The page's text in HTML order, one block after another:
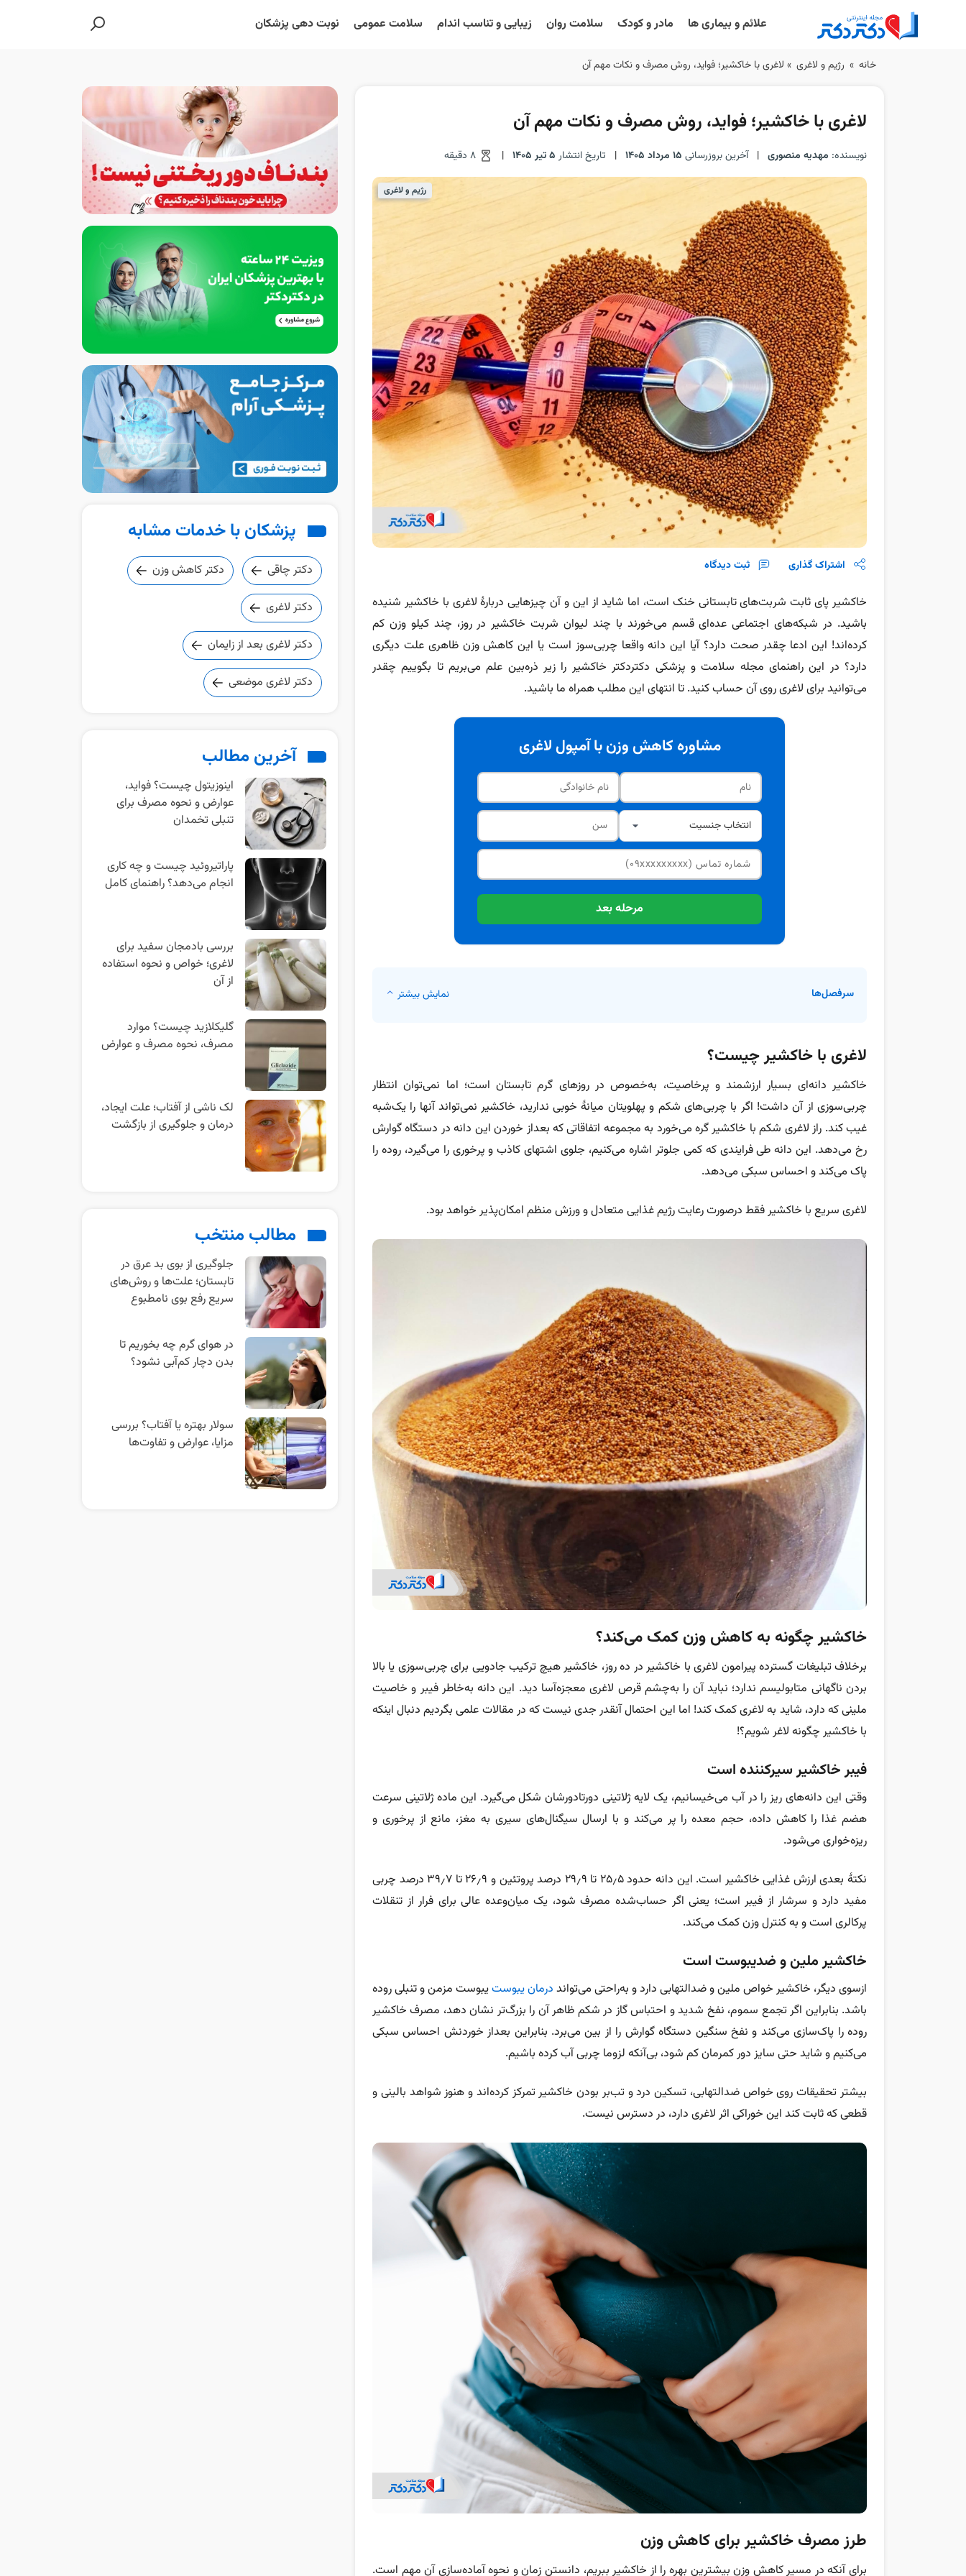
علائم و بیماری ها مادر و کودک سلامت روان زیبایی و تناسب اندام سلامت عمومی نوبت دهی پزشکان
خانه » رژیم و لاغری » لاغری با خاکشیر؛ فواید، روش مصرف و نکات مهم آن
لاغری با خاکشیر؛ فواید، روش مصرف و نکات مهم آن
نویسنده: مهدیه منصوری | آخرین بروزرسانی 15 مرداد 1405 | تاریخ انتشار 5 تیر 1405 |
رژیم و لاغری
اشتراک گذاری ثبت دیدگاه
خاکشیر پای ثابت شربت‌های تابستانی خنک است، اما شاید از این و آن چیزهایی دربارۀ لاغری با خاکشیر شنیده
باشید. در شبکه‌های اجتماعی عده‌ای قسم می‌خورند با چند لیوان شربت خاکشیر در روز، چند کیلو وزن کم
کرده‌اند! این ادعا چقدر صحت دارد؟ آیا این دانه واقعا چربی‌سوز است یا این کاهش وزن ظاهری علت دیگری
دارد؟ در این راهنمای مجله سلامت و پزشکی دکتردکتر خاکشیر را زیر ذره‌بین علم می‌بریم تا بگوییم چقدر
می‌توانید برای لاغری روی آن حساب کنید. تا انتهای این مطلب همراه ما باشید.
مشاوره کاهش وزن با آمپول لاغری
مرحله بعد
سرفصل‌ها نمایش بیشتر
لاغری با خاکشیر چیست؟
خاکشیر دانه‌ای بسیار ارزشمند و پرخاصیت، به‌خصوص در روزهای گرم تابستان است؛ اما نمی‌توان انتظار
چربی‌سوزی از آن داشت! اگر با چربی‌های شکم و پهلویتان میانۀ خوبی ندارید، خاکشیر نمی‌تواند آنها را یک‌شبه
غیب کند. راز لاغری شکم با خاکشیر گره می‌خورد به مجموعه اتفاقاتی که بعداز خوردن این دانه در دستگاه گوارش
رخ می‌دهد. این دانه طی فرایندی که کمی جلوتر اشاره می‌کنیم، جلوی اشتهای کاذب و پرخوری را می‌گیرد، روده را
پاک می‌کند و احساس سبکی می‌دهد.
لاغری سریع با خاکشیر فقط درصورت رعایت رژیم غذایی متعادل و ورزش منظم امکان‌پذیر خواهد بود.
خاکشیر چگونه به کاهش وزن کمک می‌کند؟
برخلاف تبلیغات گسترده پیرامون لاغری با خاکشیر در ده روز، خاکشیر هیچ ترکیب جادویی برای چربی‌سوزی یا بالا
بردن ناگهانی متابولیسم ندارد؛ نباید آن را به‌چشم قرص لاغری معجزه‌آسا دید. این دانه به‌خاطر فیبر و خاصیت
ملینی که دارد، شاید به لاغری کمک کند! اما این احتمال آنقدر جدی نیست که در مقالات علمی بگردیم دنبال اینکه
با خاکشیر چگونه لاغر شویم؟!
فیبر خاکشیر سیرکننده است
وقتی این دانه‌های ریز را در آب می‌خیسانیم، یک لایه ژلاتینی دورتادورشان شکل می‌گیرد. این ماده ژلاتینی سرعت
هضم غذا را کاهش داده، حجم معده را پر می‌کند و با ارسال سیگنال‌های سیری به مغز، مانع از پرخوری و
ریزه‌خواری می‌شود.
نکتۀ بعدی ارزش غذایی خاکشیر است. این دانه حدود ۲۵٫۵ تا ۲۹٫۹ درصد پروتئین و ۲۶٫۹ تا ۳۹٫۷ درصد چربی
مفید دارد و سرشار از فیبر است؛ یعنی اگر حساب‌شده مصرف شود، یک میان‌وعده عالی برای فرار از تنقلات
پرکالری است و به کنترل وزن کمک می‌کند.
خاکشیر ملین و ضدیبوست است
ازسوی دیگر، خاکشیر خواص ملین و ضدالتهابی دارد و به‌راحتی می‌تواند درمان یبوستیبوست مزمن و تنبلی روده
باشد. بنابراین اگر تجمع سموم، نفخ شدید و احتباس گاز در شکم ظاهر آن را بزرگ‌تر نشان دهد، مصرف خاکشیر
روده را پاک‌سازی می‌کند و نفخ سنگین دستگاه گوارش را از بین می‌برد. بنابراین بعداز خوردنش احساس سبکی
می‌کنیم و شاید حتی سایز دور کمرمان کم شود، بی‌آنکه لزوما چربی آب کرده باشیم.
بیشتر تحقیقات روی خواص ضدالتهابی، تسکین درد و تب‌بر بودن خاکشیر تمرکز کرده‌اند و هنوز شواهد بالینی و
قطعی که ثابت کند این خوراکی اثر لاغری دارد، در دسترس نیست.
طرز مصرف خاکشیر برای کاهش وزن
برای آنکه در مسیر کاهش وزن بیشترین بهره را از خاکشیر ببریم، دانستن زمان و نحوه آماده‌سازی آن مهم است.
پزشکان با خدمات مشابه
دکتر چاقی دکتر کاهش وزن
دکتر لاغری
دکتر لاغری بعد از زایمان
دکتر لاغری موضعی
آخرین مطالب
اینوزیتول چیست؟ فواید،
عوارض و نحوه مصرف برای
تنبلی تخمدان
پاراتیروئید چیست و چه کاری
انجام می‌دهد؟ راهنمای کامل
بررسی بادمجان سفید برای
لاغری؛ خواص و نحوه استفاده
از آن
گلیکلازید چیست؟ موارد
مصرف، نحوه مصرف و عوارض
لک ناشی از آفتاب؛ علت ایجاد،
درمان و جلوگیری از بازگشت
مطالب منتخب
جلوگیری از بوی بد عرق در
تابستان؛ علت‌ها و روش‌های
سریع رفع بوی نامطبوع
در هوای گرم چه بخوریم تا
بدن دچار کم‌آبی نشود؟
سولار بهتره یا آفتاب؟ بررسی
مزایا، عوارض و تفاوت‌ها